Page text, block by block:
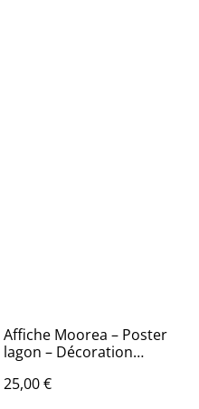
Affiche Moorea – Poster
lagon – Décoration
25,00 €